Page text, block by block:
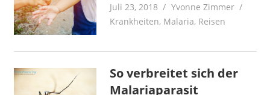
Juli 23, 2018
Yvonne Zimmer
Krankheiten, Malaria, Reisen
So verbreitet sich der
Malariaparasit